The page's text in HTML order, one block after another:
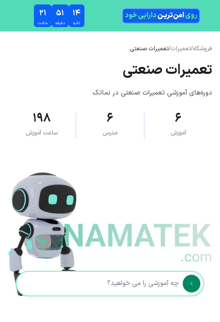
پرش به محتوای اصلی
۲۱
ساعت
۵۱
دقیقه
۱۴
ثانیه
فروشگاه/تعمیرات/تعمیرات صنعتی
تعمیرات صنعتی
دوره‌های آموزشی تعمیرات صنعتی در نماتک
۶
آموزش
۶
مدرس
۱۹۸
ساعت آموزش